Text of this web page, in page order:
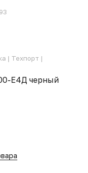
| Техпорт |
Е4Д черный